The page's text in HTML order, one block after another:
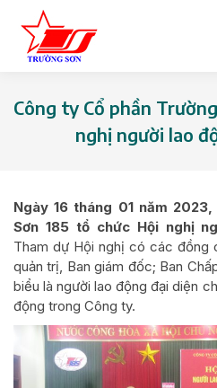
Công ty Cổ phần
nghị người lao
Ngày16 tháng 01năm 2023,
Sơn 185tổ chức Hội nghị
Tham dự Hội nghị có các đồng
quản trị, Ban giám đốc; Ban
biểu là người lao động đại diện
động trong Công ty.